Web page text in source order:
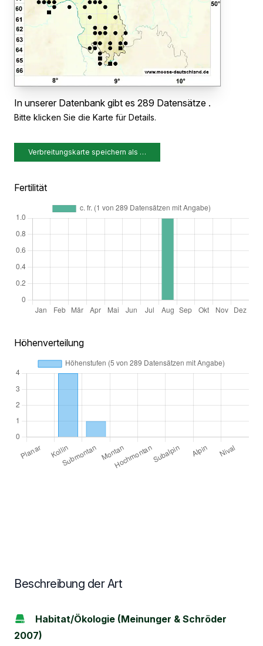
In unserer Datenbank gibt es 289 Datensätze .
Bitte klicken Sie die Karte für Details.
Verbreitungskarte speichern als …
Fertilität
Höhenverteilung
Beschreibung der Art
Habitat/Ökologie (Meinunger & Schröder
2007)